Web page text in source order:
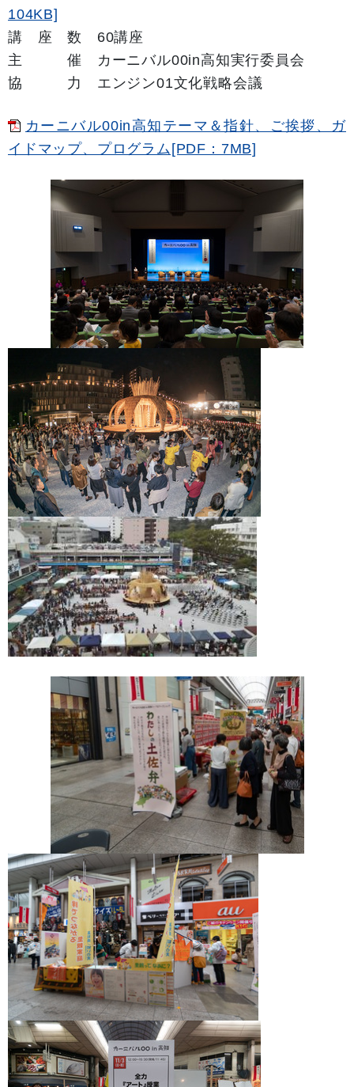
104KB]
講 座 数 60講座
主 催 カーニバル00in高知実行委員会
協 力 エンジン01文化戦略会議
カーニバル00in高知テーマ＆指針、ご挨拶、ガ
イドマップ、プログラム[PDF：7MB]